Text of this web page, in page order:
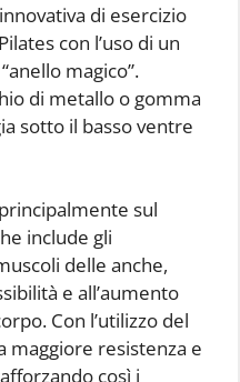
di esercizio
con l’uso di un
magico”.
di metallo o gomma
sotto il basso ventre
sul
include gli
delle anche,
e all’aumento
Con l’utilizzo del
maggiore resistenza e
così i